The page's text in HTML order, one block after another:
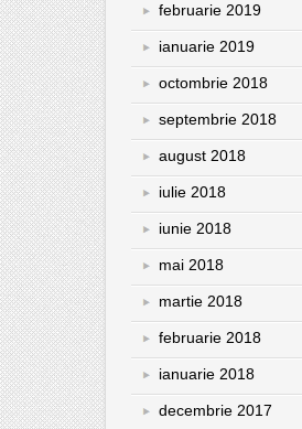
februarie 2019
ianuarie 2019
octombrie 2018
septembrie 2018
august 2018
iulie 2018
iunie 2018
mai 2018
martie 2018
februarie 2018
ianuarie 2018
decembrie 2017